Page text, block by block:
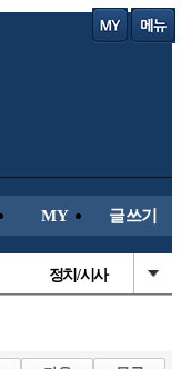
MY 글쓰기
정치/시사
국내축구